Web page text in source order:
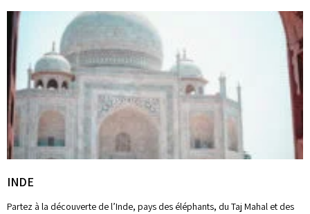
INDE
Partez à la découverte de l’Inde, pays des éléphants, du Taj Mahal et des